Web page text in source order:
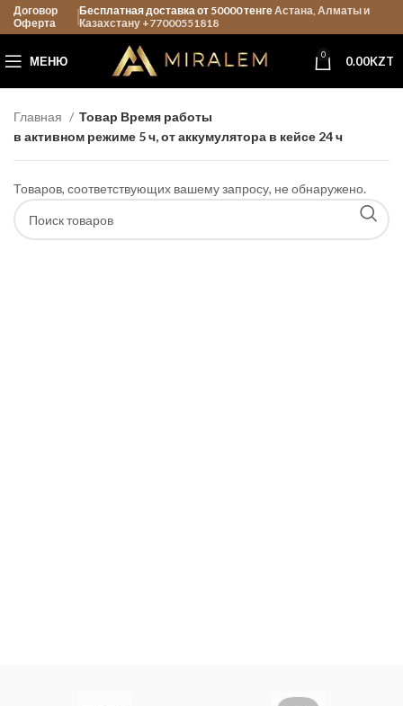
Договор
Оферта
Бесплатная доставка от 50000 тенгеАстана, Алматы и
Казахстану +77000551818
МЕНЮ 0 0.00KZT
Главная
Товар Время работы
в активном режиме 5 ч, от аккумулятора в кейсе 24 ч
Товаров, соответствующих вашему запросу, не обнаружено.